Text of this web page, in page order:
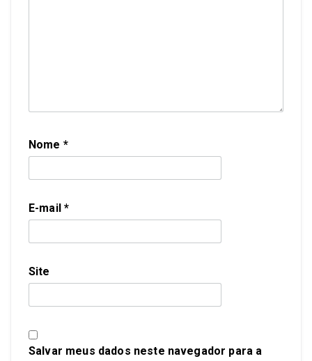
Nome *
E-mail*
Site
Salvar meus dados neste navegador para a